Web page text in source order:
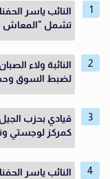
النائب ياسر
تشمل "المعاش
النائبة ولاء
لضبط السوق
قيادي بحزب
كمركز لوجستي
النائب ياسر